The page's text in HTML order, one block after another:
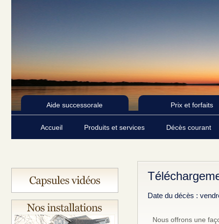
Aide successorale Prix et forfaits
Accueil Produits et services Décès courant
Date du décès :
Nous offrons une